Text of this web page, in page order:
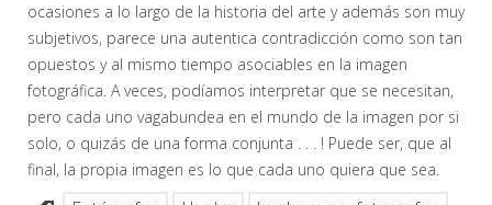
ocasiones a lo largo de la historia del arte y además son muy
subjetivos, parece una autentica contradicción como son tan
opuestos y al mismo tiempo asociables en la imagen
fotográfica. A veces, podíamos interpretar que se necesitan,
pero cada uno vagabundea en el mundo de la imagen por si
solo, o quizás de una forma conjunta . . . ! Puede ser, que al
final, la propia imagen es lo que cada uno quiera que sea.